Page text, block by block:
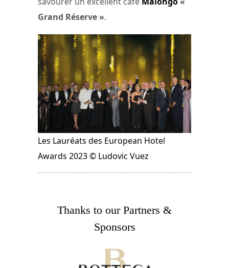
Grand Réserve ».
Les Lauréats des European Hotel
Awards 2023 © Ludovic Vuez
Thanks to our Partners &
Sponsors